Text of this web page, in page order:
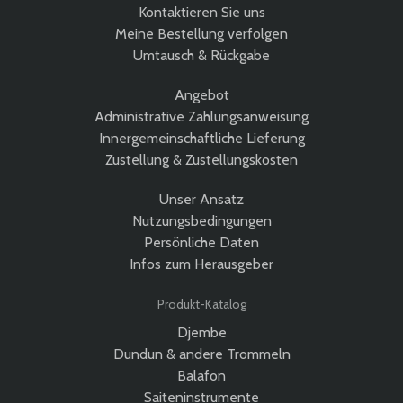
Kontaktieren Sie uns
Meine Bestellung verfolgen
Umtausch & Rückgabe
Angebot
Administrative Zahlungsanweisung
Innergemeinschaftliche Lieferung
Zustellung & Zustellungskosten
Unser Ansatz
Nutzungsbedingungen
Persönliche Daten
Infos zum Herausgeber
Produkt-Katalog
Djembe
Dundun & andere Trommeln
Balafon
Saiteninstrumente